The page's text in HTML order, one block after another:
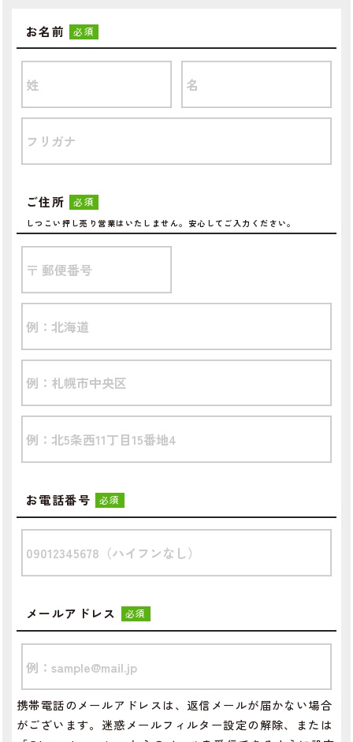
お名前 必須
ご住所 必須
しつこい押し売り営業はいたしません。安心してご入力ください。
お電話番号 必須
メールアドレス 必須
携帯電話のメールアドレスは、返信メールが届かない場合
がございます。迷惑メールフィルター設定の解除、または